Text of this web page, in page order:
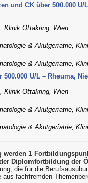
und CK über 500.000
Klinik Ottakring, Wien
& Akutgeriatrie,
& Akutgeriatrie,
U/L – Rheuma,
Klinik Ottakring, Wien
& Akutgeriatrie,
& Akutgeriatrie,
werden 1
Diplomfortbildung der
die für die
aus fachfremden